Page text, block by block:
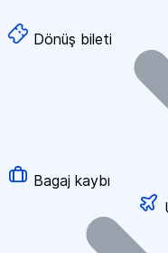
Dönüş bileti
Bagaj kaybı